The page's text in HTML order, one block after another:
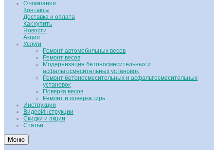
О компании
Контакты
Доставка и оплата
Как купить
Новости
Акции
Услуги
Ремонт автомобильных весов
Ремонт весов
Модернизация бетоносмесительных и
асфальтосмесительных установок
Ремонт бетоносмесительных и асфальтосмесительных
установок
Поверка весов
Ремонт и поверка гирь
Инструкции
ВидеоИнструкции
Скидки и акции
Статьи
Меню